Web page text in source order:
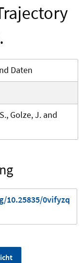
Daten
Golze, J. and
10.25835/0vifyzq